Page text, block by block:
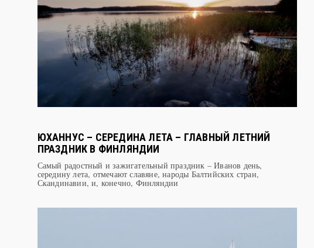
ЮХАННУС – СЕРЕДИНА ЛЕТА – ГЛАВНЫЙ ЛЕТНИЙ
ПРАЗДНИК В ФИНЛЯНДИИ
Самый радостный и зажигательный праздник – Иванов день,
середину лета, отмечают славяне, народы Балтийских стран,
Скандинавии, и, конечно, Финляндии